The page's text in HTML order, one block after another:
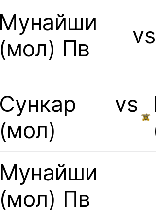
Мунайши
(мол) Пв
vs
Сункар
(мол)
vs
Мунайши
(мол) Пв